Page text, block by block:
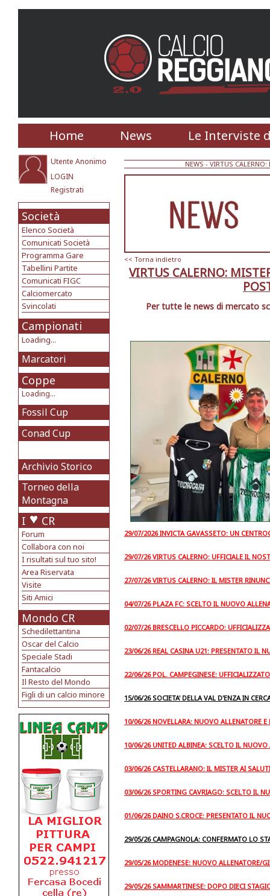
Home News Le Interviste
Utente Anonimo
LOGIN
Registrati
Società
Elenco Società
Comunicati Società
Programma Gare
Tabellini Partite
Comunicati FIGC
Calciomercato
Svincolati
Campionati
Loading...
Marcatori
Coppe
Loading...
Fossil Cup
Conad Cup
Archivio Storico
Torneo della
Montagna
I CR
Forum
Collabora con noi
I risultati sul tuo sito!
Area Riservata
Visite
Siti Amici
Mondo CR
Schedilettantina
Oscar del Calcio
Speciale Stadi
Fantacalcio
Il Resto del Mondo
Figli di un calcio minore
NEWS - VIRTUS CALERNO:
<< Torna indietro
VIRTUS CALERNO:
Per tutte le news di mercato
29/07/2026 INVICTA GAVASSETO: UN
29/07/26 VIRTUS CALERNO: UFFICIALE IL
27/07/26 VIRTUS CALERNO: IL MISTER
04/07/26 PLAZA FC: SCELTO IL NUOVO
02/07/26 BRESCELLO PICCARDO:
23/06/26 REAL CASINA U21: PRESENTATO IL
22/06/26 POL. CAMPEGINESE:
15/06/26 SOCIETA' DELLA VAL D'ENZA IN
10/06/26 NOVELLARA: NUOVO ALLENATORE
10/06/26 UNITED ALBINEA: SCELTO IL NUOVO
03/06/26 CASTELLARANO: IL MISTER AI
03/06/26 SPORTING CAVRIAGO: SCELTO IL
01/06/26 DAINO S.CROCE: PRESENTATO IL
29/05/26 CAMPAGNOLA: CONFERMATO LO
29/05/26 MODENESE: NUOVO ALLENATORE/
29/05/26 SAMMARTINESE: DOPO DIECI